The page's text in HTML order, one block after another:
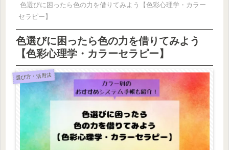
色選びに困ったら色の力を借りてみよう【色彩心理学・カラー
セラピー】
色選びに困ったら色の力を借りてみよう
【色彩心理学・カラーセラピー】
選び方・活用法